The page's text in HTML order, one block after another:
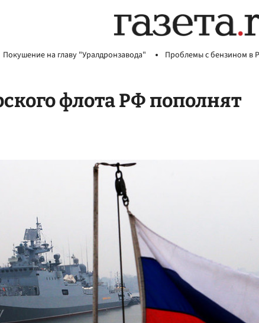
Покушение на главу "Уралдронзавода" Проблемы с бензином в
флота РФ пополнят